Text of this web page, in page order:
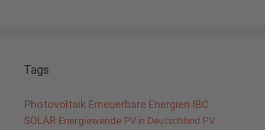
Tags
Photovoltaik Erneuerbare Energien IBC
SOLAR Energiewende PV in Deutschland PV